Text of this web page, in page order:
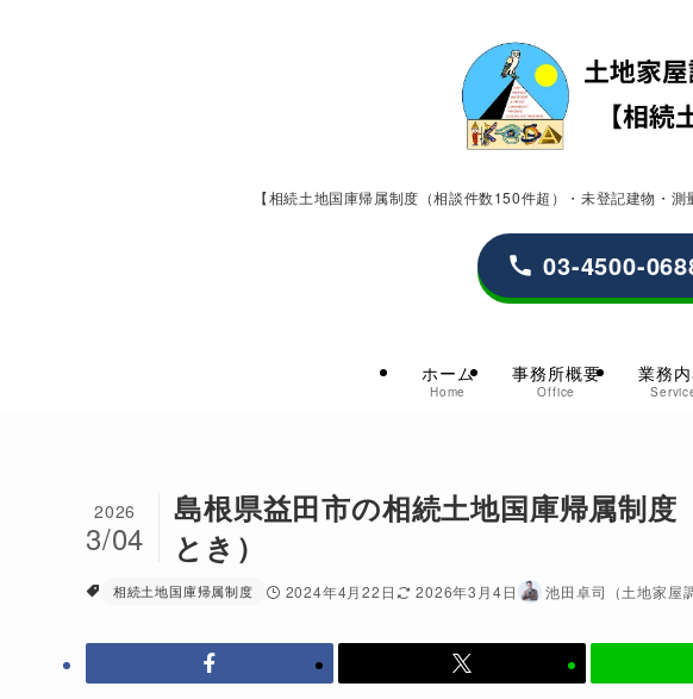
【相続土地国庫帰属制度（相談件数150件超）・未登記建物・
ホーム
Home
事務所概要
Office
業務
03-4500-
島根県益田市の相続土地国庫帰属制
とき）
2026
3/04
相続土地国庫帰属制度 2024年4月22日 2026年3月4日 池田卓司（土地家屋